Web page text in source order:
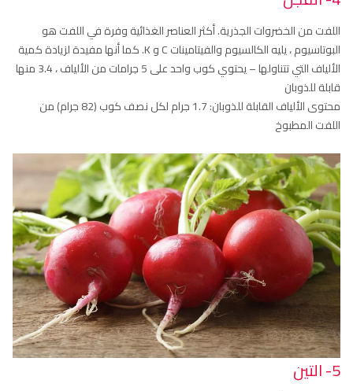
اللفت من الخضروات الجذرية. أكثر العناصر الغذائية وفرة في اللفت هو
البوتاسيوم ، يليه الكالسيوم والفيتامينات C و K. كما أنها مفيدة لزيادة كمية
الألياف التي تتناولها – يحتوي كوب واحد على 5 جرامات من الألياف ، 3.4 منها
قابلة للذوبان
محتوى الألياف القابلة للذوبان: 1.7 جرام لكل نصف كوب (82 جرام) من
اللفت المطبوخ
5- التين